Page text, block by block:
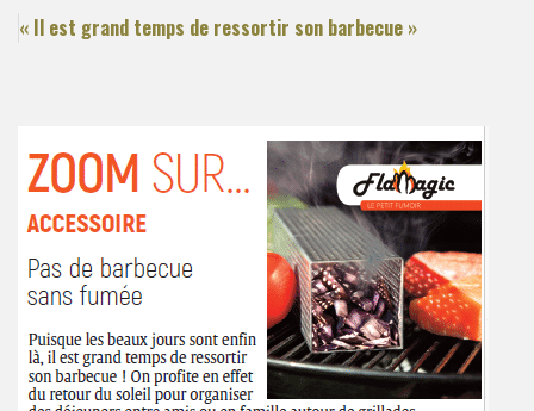
« Il est grand temps de ressortir son barbecue »